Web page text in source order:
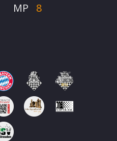
MP
8